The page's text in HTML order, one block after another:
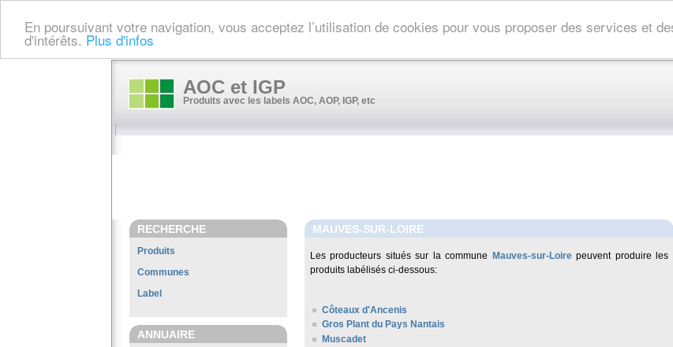
En poursuivant votre navigation, vous acceptez l’utilisation de cookies pour vous proposer des services et
d'intérêts. Plus d'infos
AOC et IGP
Produits avec les labels AOC, AOP, IGP, etc
RECHERCHE
Produits
Communes
Label
ANNUAIRE
MAUVES-SUR-LOIRE
Les producteurs situés sur la commune Mauves-sur-Loirepeuvent produire les
produits labélisés ci-dessous:
Côteaux d'Ancenis
Gros Plant du Pays Nantais
Muscadet